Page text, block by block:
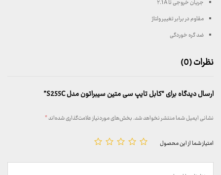
جریان خروجی تا ۲.1A
مقاوم در برابر تغییر ولتاژ
ضد گره خوردگی
نظرات (0)
ارسال دیدگاه برای “کابل تایپ سی متین سیبراتون مدل S255C”
نشانی ایمیل شما منتشر نخواهد شد.بخش‌های موردنیاز علامت‌گذاری شده‌اند*
امتیاز شما از این محصول